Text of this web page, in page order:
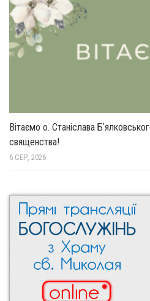
Вітаємо о. Станіслава
священства!
6 СЕР, 2026